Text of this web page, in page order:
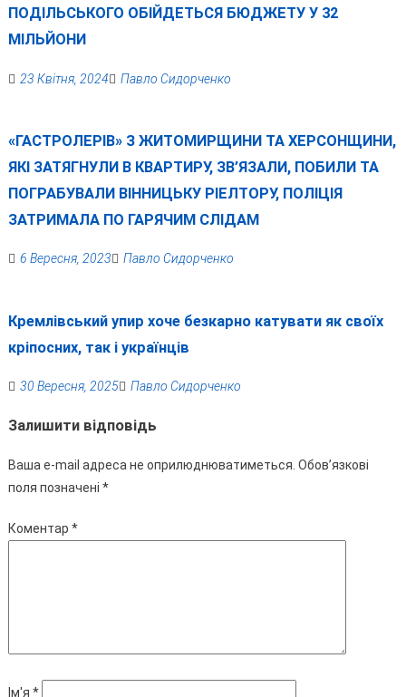
ПОДІЛЬСЬКОГО ОБІЙДЕТЬСЯ БЮДЖЕТУ У 32
МІЛЬЙОНИ
23 Квітня, 2024 Павло Сидорченко
«ГАСТРОЛЕРІВ» З ЖИТОМИРЩИНИ ТА ХЕРСОНЩИНИ,
ЯКІ ЗАТЯГНУЛИ В КВАРТИРУ, ЗВ’ЯЗАЛИ, ПОБИЛИ ТА
ПОГРАБУВАЛИ ВІННИЦЬКУ РІЕЛТОРУ, ПОЛІЦІЯ
ЗАТРИМАЛА ПО ГАРЯЧИМ СЛІДАМ
6 Вересня, 2023 Павло Сидорченко
Кремлівський упир хоче безкарно катувати як своїх
кріпосних, так і українців
30 Вересня, 2025 Павло Сидорченко
Залишити відповідь
Ваша e-mail адреса не оприлюднюватиметься. Обов’язкові
поля позначені *
Коментар *
Ім'я *